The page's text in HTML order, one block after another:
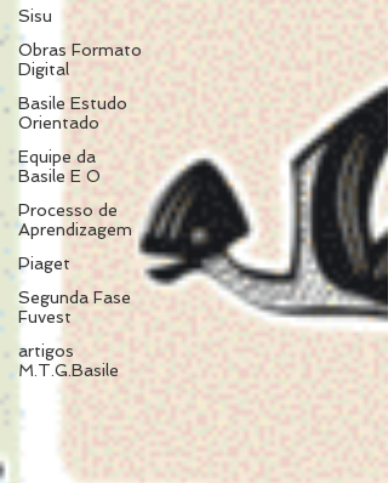
Sisu
Obras Formato
Digital
Basile Estudo
Orientado
Equipe da
Basile E O
Processo de
Aprendizagem
Piaget
Segunda Fase
Fuvest
artigos
M.T.G.Basile